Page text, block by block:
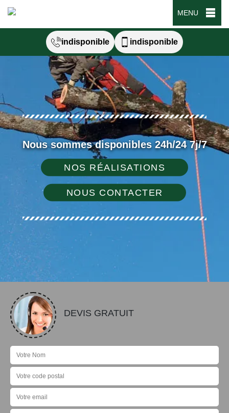
MENU
indisponible indisponible
Nous sommes disponibles 24h/24 7j/7
NOS RÉALISATIONS
NOUS CONTACTER
DEVIS GRATUIT